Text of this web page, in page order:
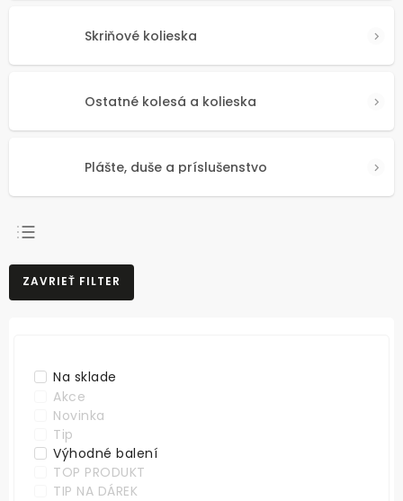
Skriňové kolieska
Ostatné kolesá a kolieska
Plášte, duše a príslušenstvo
NAJPREDÁVANEJŠIE
NAJLACNEJŠIE
ZAVRIEŤ FILTER
Na sklade
Akce
Novinka
Tip
Výhodné balení
TOP PRODUKT
TIP NA DÁREK